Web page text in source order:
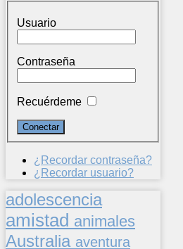
Usuario
Contraseña
Recuérdeme
¿Recordar contraseña?
¿Recordar usuario?
adolescencia
amistad animales
Australia aventura